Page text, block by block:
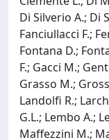
Di Silverio A.; Di
Fanciullacci F.;
Fontana D.;
F.; Gacci M.;
Grasso M.;
Landolfi R.;
G.L.; Lembo A.;
Maffezzini M.;